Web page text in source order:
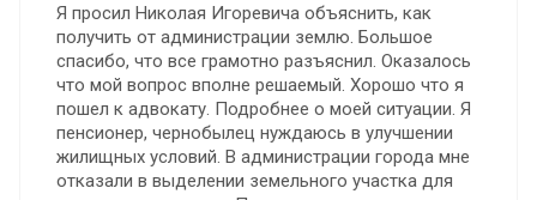
Я просил Николая Игоревича объяснить, как
получить от администрации землю. Большое
спасибо, что все грамотно разъяснил. Оказалось
что мой вопрос вполне решаемый. Хорошо что я
пошел к адвокату. Подробнее о моей ситуации. Я
пенсионер, чернобылец нуждаюсь в улучшении
жилищных условий. В администрации города мне
отказали в выделении земельного участка для